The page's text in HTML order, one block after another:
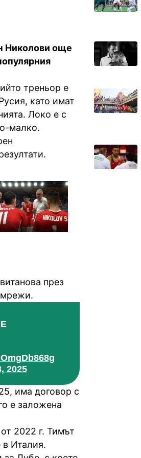
Николови още
треньор е
като имат
Локо е с
малко.
през
мрежи.
2025
има договор с
е заложена
2022 г. Тимът
в Италия.